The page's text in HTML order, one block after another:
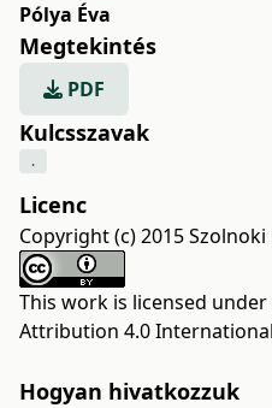
Pólya Éva
Megtekintés
PDF
Kulcsszavak
.
Licenc
Copyright (c) 2015 Szolnoki
This work is licensed under
Attribution 4.0
Hogyan hivatkozzuk